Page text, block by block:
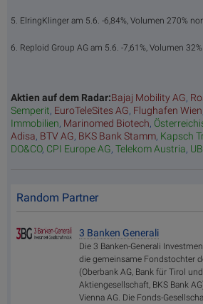
5. ElringKlinger am 5.6. -6,84%, Volumen 270%
6. Reploid Group AG am 5.6. -7,61%, Volumen
Aktien auf dem Radar:Bajaj Mobility AG,
Semperit, EuroTeleSites AG, Flughafen Wien
Immobilien, Marinomed Biotech,
Adisa, BTV AG, BKS Bank Stamm, Kapsch
DO&CO, CPI Europe AG, Telekom Austria,
Random Partner
3 Banken Generali
Die 3 Banken-Generali
die gemeinsame Fondstochter
(Oberbank AG, Bank für Tirol
Aktiengesellschaft, BKS Bank
Vienna AG. Die Fonds-